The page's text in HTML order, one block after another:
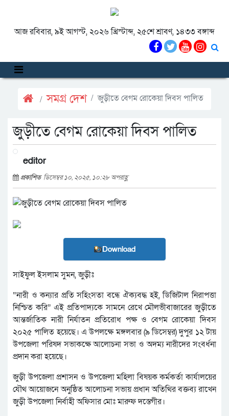
আজ রবিবার, ৯ই আগস্ট, ২০২৬ খ্রিস্টাব্দ, ২৫শে শ্রাবণ, ১৪৩৩ বঙ্গাব্দ
সমগ্র দেশ জুড়ীতে বেগম রোকেয়া দিবস পালিত
জুড়ীতে বেগম রোকেয়া দিবস পালিত
editor
প্রকাশিত ডিসেম্বর ১০, ২০২৫, ১০:২৮ অপরাহ্ণ
Download
সাইফুল ইসলাম সুমন, জুড়ীঃ
“নারী ও কন্যার প্রতি সহিংসতা বন্ধে ঐক্যবদ্ধ হই, ডিজিটাল নিরাপত্তা
নিশ্চিত করি” এই প্রতিপাদ্যকে সামনে রেখে মৌলভীবাজারের জুড়ীতে
আন্তর্জাতিক নারী নির্যাতন প্রতিরোধ পক্ষ ও বেগম রোকেয়া দিবস
২০২৫ পালিত হয়েছে। এ উপলক্ষে মঙ্গলবার (৯ ডিসেম্বর) দুপুর ১২ টায়
উপজেলা পরিষদ সভাকক্ষে আলোচনা সভা ও অদম্য নারীদের সংবর্ধনা
প্রদান করা হয়েছে।
জুড়ী উপজেলা প্রশাসন ও উপজেলা মহিলা বিষয়ক কর্মকর্তা কার্যালয়ের
যৌথ আয়োজনে অনুষ্ঠিত আলোচনা সভায় প্রধান অতিথির বক্তব্য রাখেন
জুড়ী উপজেলা নির্বাহী অফিসার মোঃ মারুফ দস্তেগীর।